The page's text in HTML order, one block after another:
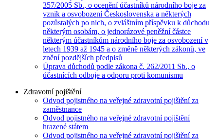
357/2005 Sb., o ocenění účastníků národního boje za
vznik a osvobození Československa a některých
pozůstalých po nich, o zvláštním příspěvku k důchodu
některým osobám, o jednorázové peněžní částce
některým účastníkům národního boje za osvobození v
letech 1939 až 1945 a o změně některých zákonů, ve
znění pozdějších předpisů
Úprava důchodů podle zákona č. 262/2011 Sb., o
účastnících odboje a odporu proti komunismu
Zdravotní pojištění
Odvod pojistného na veřejné zdravotní pojištění za
zaměstnance
Odvod pojistného na veřejné zdravotní pojištění
hrazené státem
Odvod pojistného na veřejné zdravotní pojištění za